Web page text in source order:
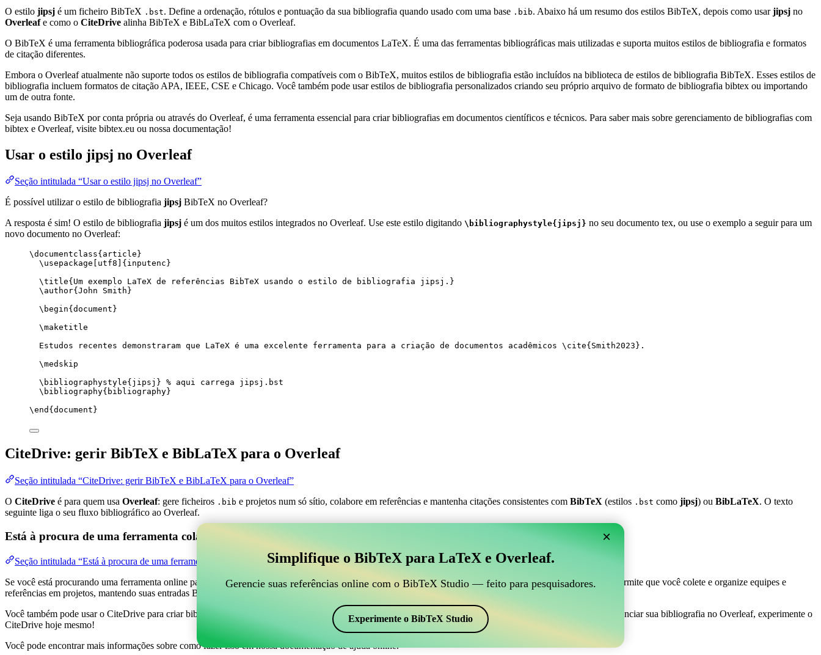
O estilo jipsj é um ficheiro BibTeX .bst. Define a ordenação, rótulos e pontuação da sua bibliografia quando usado com uma base .bib. Abaixo há um resumo dos estilos BibTeX, depois como usarjipsj no
Overleafe como o CiteDrive alinha BibTeX e BibLaTeX com o Overleaf.
O BibTeX é uma ferramenta bibliográfica poderosa usada para criar bibliografias em documentos LaTeX. É uma das ferramentas bibliográficas mais utilizadas e suporta muitos estilos de bibliografia e formatos
de citação diferentes.
Embora o Overleaf atualmente não suporte todos os estilos de bibliografia compatíveis com o BibTeX, muitos estilos de bibliografia estão incluídos na biblioteca de estilos de bibliografia BibTeX. Esses estilos de
bibliografia incluem formatos de citação APA, IEEE, CSE e Chicago. Você também pode usar estilos de bibliografia personalizados criando seu próprio arquivo de formato de bibliografia bibtex ou importando
um de outra fonte.
Seja usando BibTeX por conta própria ou através do Overleaf, é uma ferramenta essencial para criar bibliografias em documentos científicos e técnicos. Para saber mais sobre gerenciamento de bibliografias com
bibtex e Overleaf, visite bibtex.eu ou nossa documentação!
Usar o estilo jipsj no Overleaf
Seção intitulada “Usar o estilo jipsj no Overleaf”
É possível utilizar o estilo de bibliografia jipsj BibTeX no Overleaf?
A resposta é sim! O estilo de bibliografia jipsj é um dos muitos estilos integrados no Overleaf. Use este estilo digitando \bibliographystyle{jipsj} no seu documento tex, ou use o exemplo a seguir para um
novo documento no Overleaf:
\documentclass{ article }
\usepackage
utf8 ]{ inputenc }
\title{Um exemplo LaTeX de referências BibTeX usando o estilo de bibliografia jipsj.}
\author{John Smith}
\begin{ document }
\maketitle
Estudos recentes demonstraram que LaTeX é uma excelente ferramenta para a criação de documentos acadêmicos \cite{ Smith2023 }.
\medskip
\bibliographystyle{jipsj} % aqui carrega jipsj.bst
\bibliography{bibliography}
\end { document }
CiteDrive: gerir BibTeX e BibLaTeX para o Overleaf
Seção intitulada “CiteDrive: gerir BibTeX e BibLaTeX para o Overleaf”
O CiteDrive é para quem usa Overleaf: gere ficheiros .bib e projetos num só sítio, colabore em referências e mantenha citações consistentes com BibTeX (estilos .bst como jipsj) ou BibLaTeX. O texto
seguinte liga o seu fluxo bibliográfico ao Overleaf.
Está à procura de uma ferramenta colaborativa online para gerir suas referências BibTeX, que se conecte ao Overleaf?
Seção intitulada “Está à procura de uma ferramenta colaborativa online para gerir suas referências BibTeX, que se conecte ao Overleaf?”
Se você está procurando uma ferramenta online para ajudar a gerenciar suas referências, citações e bibliografia no Overleaf, o CiteDrive pode ser perfeito! Ele permite que você colete e organize equipes e
referências em projetos, mantendo suas entradas BibTeX atualizadas em seu projeto Overleaf.
Você também pode usar o CiteDrive para criar bibliografias e citações em vários estilos, incluindo jipsj. Então, se você está procurando uma maneira fácil de gerenciar sua bibliografia no Overleaf, experimente o
CiteDrive hoje mesmo!
Você pode encontrar mais informações sobre como fazer isso em nossa documentação de ajuda online.
×
Simplifique o BibTeX para LaTeX e Overleaf.
Gerencie suas referências online com o BibTeX Studio — feito para pesquisadores.
Experimente o BibTeX Studio